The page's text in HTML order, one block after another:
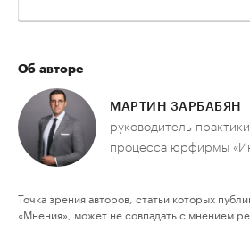
Об авторе
МАРТИН ЗАРБАБЯН
руководитель
процесса юрфирмы
Точка зрения авторов, статьи которых
«Мнения», может не совпадать с мнением